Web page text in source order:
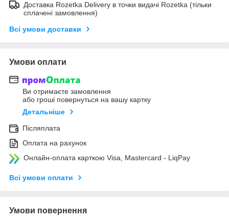
Доставка Rozetka Delivery в точки видачі Rozetka (тільки
сплачені замовлення)
Всі умови доставки
Умови оплати
Ви отримаєте замовлення
або гроші повернуться на вашу картку
Детальніше
Післяплата
Оплата на рахунок
Онлайн-оплата карткою Visa, Mastercard - LiqPay
Всі умови оплати
Умови повернення